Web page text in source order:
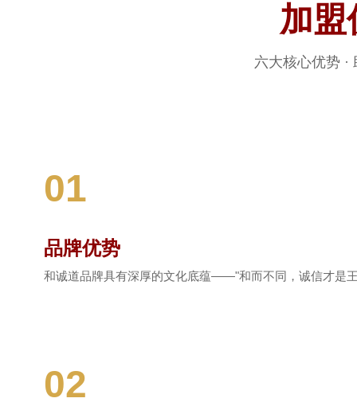
加盟
六大核心优势 ·
01
品牌优势
和诚道品牌具有深厚的文化底蕴——"和而不同，诚信才是
02